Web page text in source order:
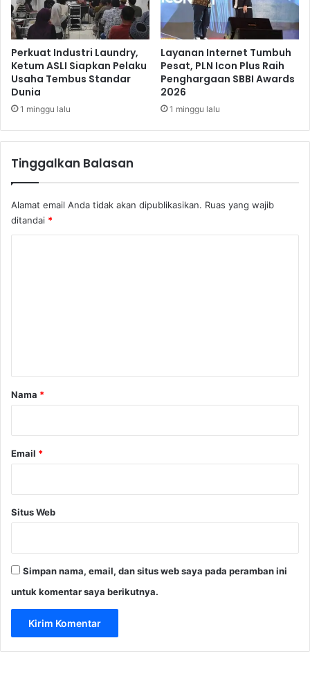
n
j
u
n
g
M
a
l
r
B
e
r
s
u
k
a
B
u
a
n
B
Perkuat Industri Laundry,
Ketum ASLI Siapkan Pelaku
Usaha Tembus Standar
Dunia
1 minggu lalu
Layanan Internet Tumbuh
Pesat, PLN Icon Plus Raih
Penghargaan SBBI Awards
2026
1 minggu lalu
Tinggalkan Balasan
Alamat email Anda tidak akan dipublikasikan. Ruas yang wajib
ditandai *
rNama *
Email *
Situs Web
Simpan nama, email, dan situs web saya pada peramban ini
untuk komentar saya berikutnya.